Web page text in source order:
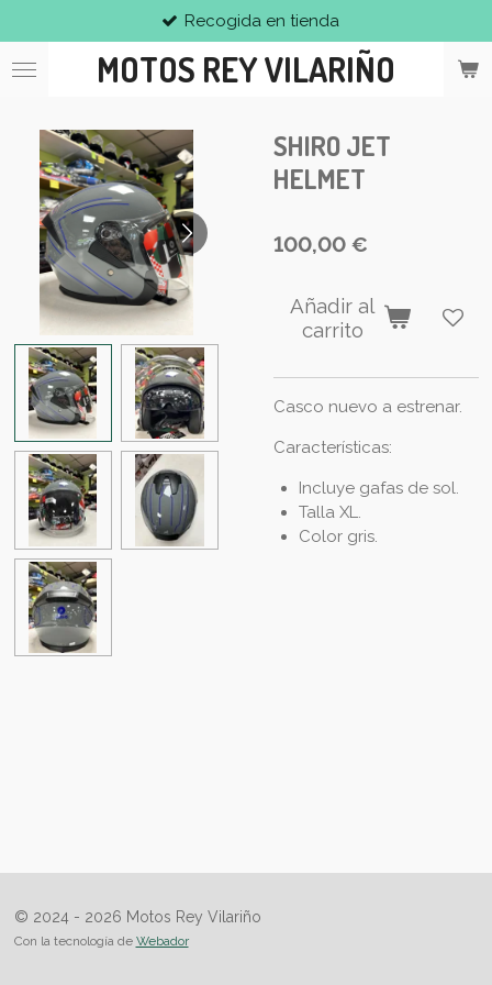
al
contenido
MOTOS REY VILARIÑO
Recogida en tienda
SHIRO JET
HELMET
100,00 €
Añadir al
carrito
Casco nuevo a estrenar.
Características:
Incluye gafas de sol.
Talla XL.
Color gris.
© 2024 - 2026 Motos Rey Vilariño
Con la tecnología de Webador